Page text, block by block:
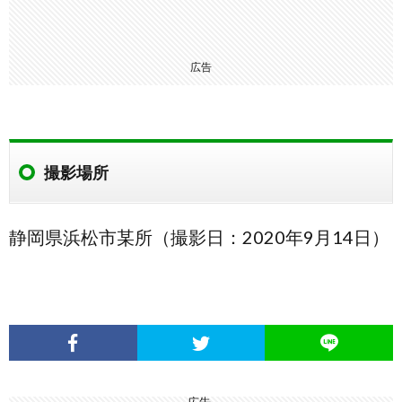
広告
撮影場所
静岡県浜松市某所（撮影日：2020年9月14日）